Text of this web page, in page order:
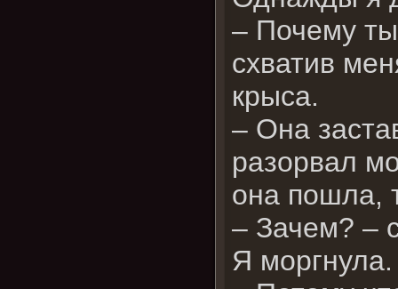
– Почему
схватив
крыса.
– Она
разорвал
она пошла,
– Зачем? –
Я моргнула.